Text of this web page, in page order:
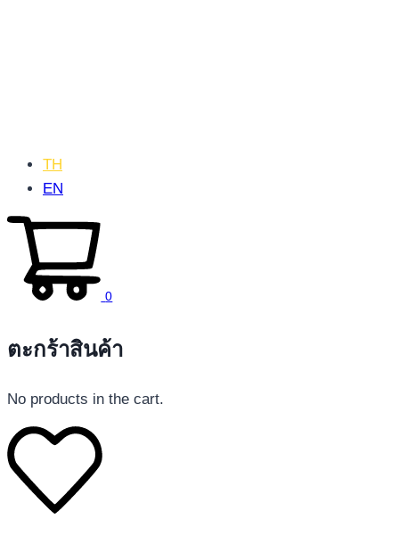
TH
EN
0
ตะกร้าสินค้า
No products in the cart.